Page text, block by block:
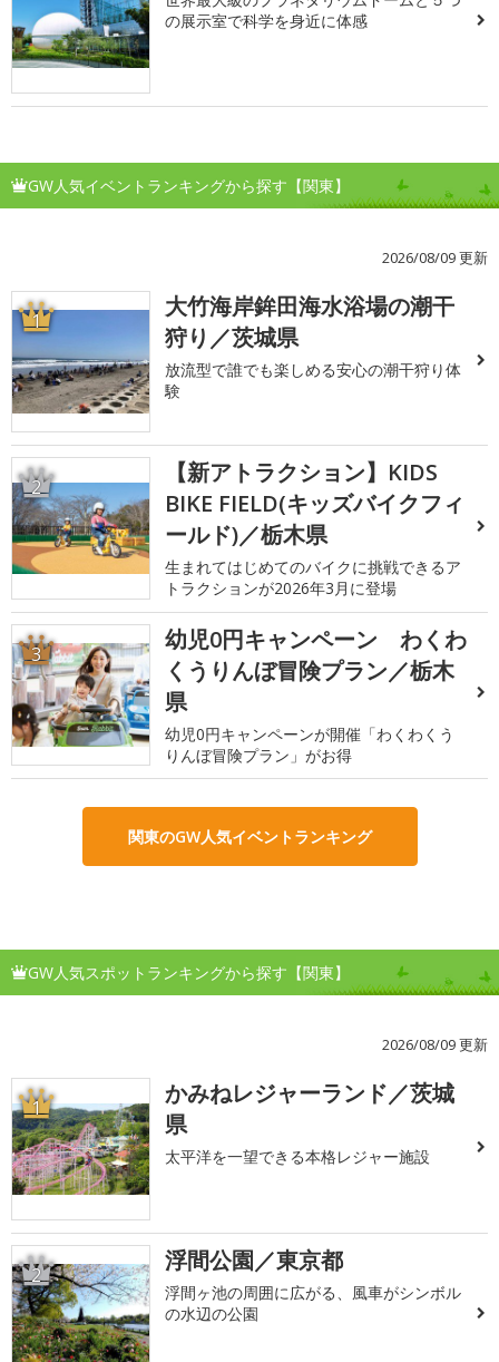
の展示室で科学を身近に体感
GW人気イベントランキングから探す【関東】
2026/08/09 更新
1
大竹海岸鉾田海水浴場の潮干
狩り／茨城県
放流型で誰でも楽しめる安心の潮干狩り体
験
2
【新アトラクション】KIDS
BIKE FIELD(キッズバイクフィ
ールド)／栃木県
生まれてはじめてのバイクに挑戦できるア
トラクションが2026年3月に登場
3
幼児0円キャンペーン わくわ
くうりんぼ冒険プラン／栃木
県
幼児0円キャンペーンが開催「わくわくう
りんぼ冒険プラン」がお得
関東のGW人気イベントランキング
GW人気スポットランキングから探す【関東】
2026/08/09 更新
1
かみねレジャーランド／茨城
県
太平洋を一望できる本格レジャー施設
2 浮間公園／東京都
浮間ヶ池の周囲に広がる、風車がシンボル
の水辺の公園